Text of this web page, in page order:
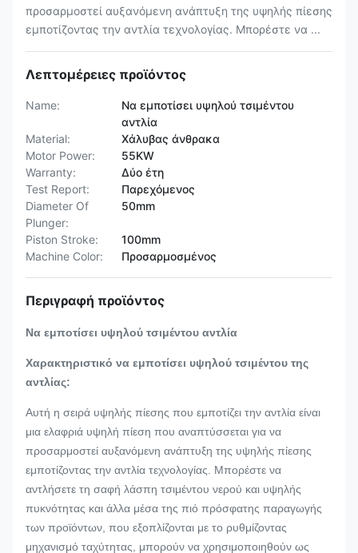
προσαρμοστεί αυξανόμενη ανάπτυξη της υψηλής πίεσης
εμποτίζοντας την αντλία τεχνολογίας. Μπορέστε να ...
Λεπτομέρειες προϊόντος
Name:
Να εμποτίσει υψηλού τσιμέντου
αντλία
Material:
Χάλυβας άνθρακα
Motor Power:
55KW
Warranty:
Δύο έτη
Test Report:
Παρεχόμενος
Diameter Of
Plunger:
50mm
Piston Stroke:
100mm
Machine Color:
Προσαρμοσμένος
Περιγραφή προϊόντος
Να εμποτίσει υψηλού τσιμέντου αντλία
Χαρακτηριστικό να εμποτίσει υψηλού τσιμέντου της
αντλίας:
Αυτή η σειρά υψηλής πίεσης που εμποτίζει την αντλία είναι
μια ελαφριά υψηλή πίεση που αναπτύσσεται για να
προσαρμοστεί αυξανόμενη ανάπτυξη της υψηλής πίεσης
εμποτίζοντας την αντλία τεχνολογίας. Μπορέστε να
αντλήσετε τη σαφή λάσπη τσιμέντου νερού και υψηλής
πυκνότητας και άλλα μέσα της πιό πρόσφατης παραγωγής
των προϊόντων, που εξοπλίζονται με το ρυθμίζοντας
μηχανισμό ταχύτητας, μπορούν να χρησιμοποιηθούν ως